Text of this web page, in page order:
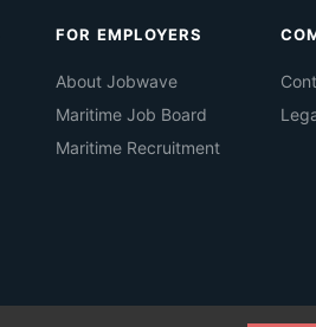
FOR EMPLOYERS
About Jobwave
Maritime Job Board
Maritime Recruitment